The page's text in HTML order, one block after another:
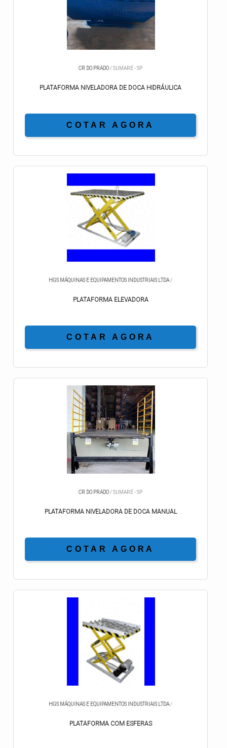
CR DO PRADO/ SUMARÉ - SP
PLATAFORMA NIVELADORA DE DOCA HIDRÁULICA
COTAR AGORA
HGS MÁQUINAS E EQUIPAMENTOS INDUSTRIAIS LTDA /
PLATAFORMA ELEVADORA
COTAR AGORA
CR DO PRADO/ SUMARÉ - SP
PLATAFORMA NIVELADORA DE DOCA MANUAL
COTAR AGORA
HGS MÁQUINAS E EQUIPAMENTOS INDUSTRIAIS LTDA /
PLATAFORMA COM ESFERAS